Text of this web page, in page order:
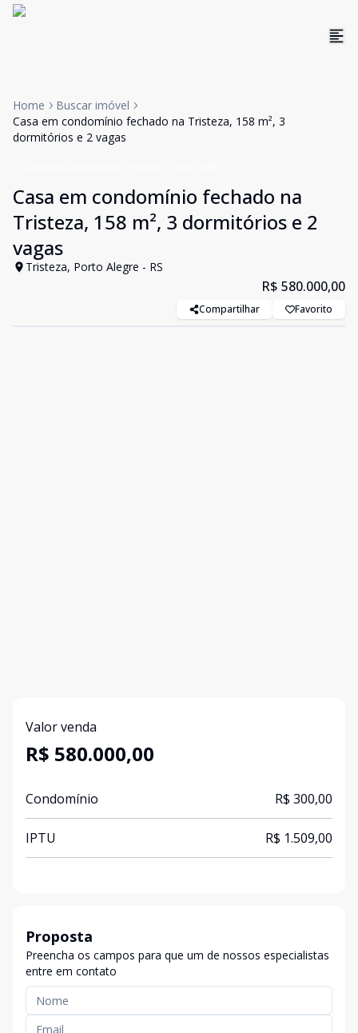
Home
Buscar imóvel
Casa em condomínio fechado na Tristeza, 158 m², 3
dormitórios e 2 vagas
Casa em condomínio fechado na
Tristeza, 158 m², 3 dormitórios e 2
vagas
Tristeza, Porto Alegre - RS
R$ 580.000,00
Compartilhar Favorito
Valor venda
R$ 580.000,00
Condomínio R$ 300,00
IPTU R$ 1.509,00
Proposta
Preencha os campos para que um de nossos especialistas
entre em contato